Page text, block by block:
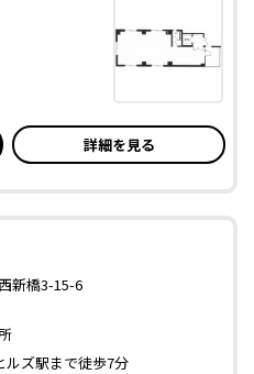
詳細を見る
新橋3-15-6
ルズ駅まで徒歩7分